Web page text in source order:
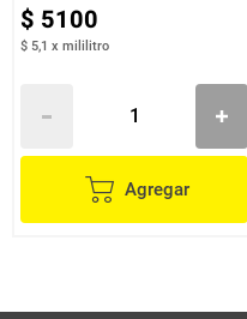
$ 5100
$ 5,1 x mililitro
Agregar